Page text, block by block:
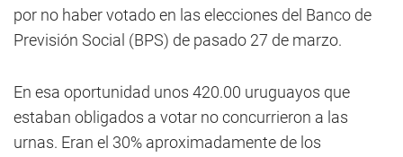
por no haber votado en las elecciones del Banco de
Previsión Social (BPS) de pasado 27 de marzo.
En esa oportunidad unos 420.00 uruguayos que
estaban obligados a votar no concurrieron a las
urnas. Eran el 30% aproximadamente de los